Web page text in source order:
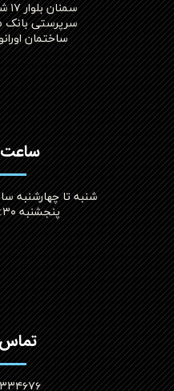
سرپرستی بانک
ساختمان
شنبه تا چهارشنبه ساعت ۸:۳۰
پنجشنبه ۸:۳۰ الی ۱۲:۳۰​​​​​​​
تماس